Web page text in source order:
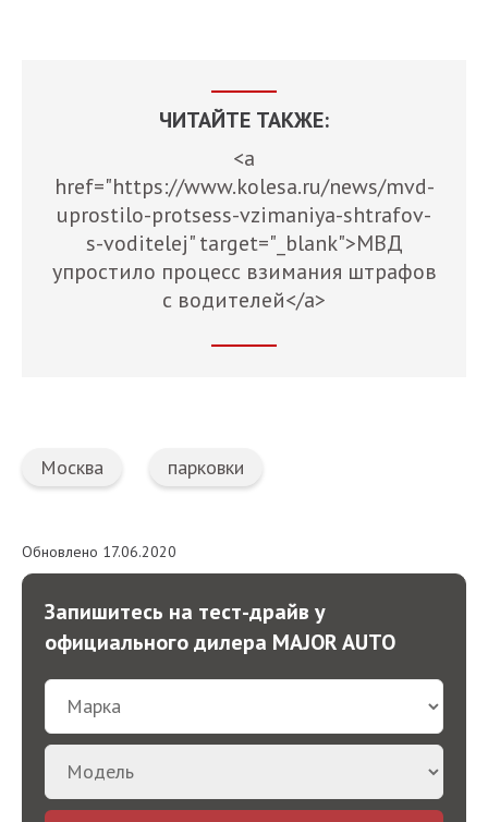
ЧИТАЙТЕ ТАКЖЕ:
<a
href="https://www.kolesa.ru/news/mvd-
uprostilo-protsess-vzimaniya-shtrafov-
s-voditelej" target="_blank">МВД
упростило процесс взимания штрафов
с водителей</a>
Москва парковки
Обновлено 17.06.2020
Запишитесь на тест-драйв у
официального дилера MAJOR AUTO